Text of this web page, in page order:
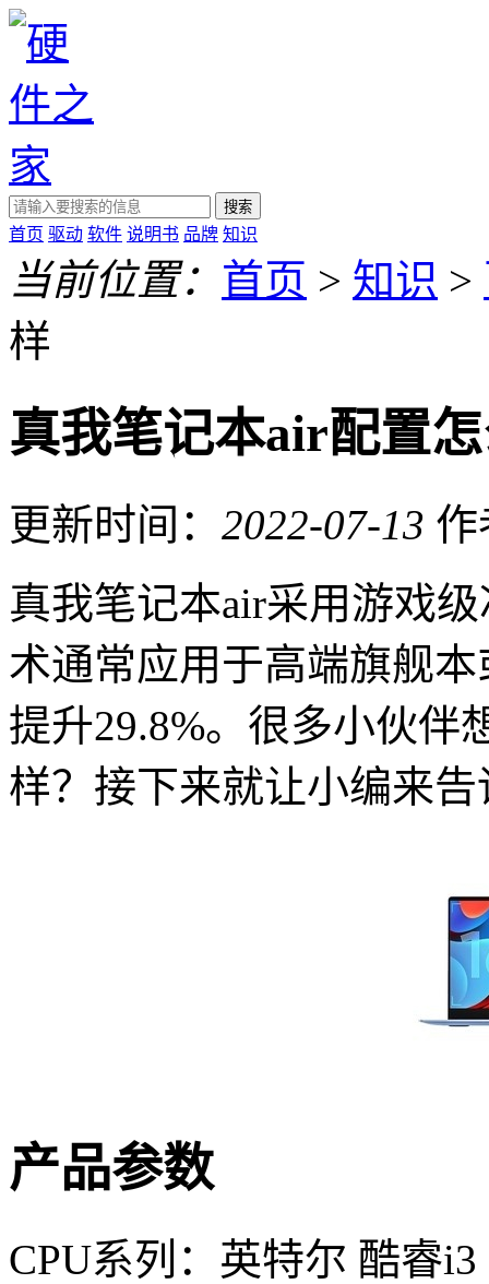
搜索
首页 驱动 软件 说明书 品牌 知识
当前位置： 首页 > 知识 >
样
真我笔记本air配置
更新时间： 2022-07-13 作
真我笔记本air采用游戏
术通常应用于高端旗舰
提升29.8%。很多小伙伴
样？接下来就让小编来
产品参数
CPU系列：英特尔 酷睿i3